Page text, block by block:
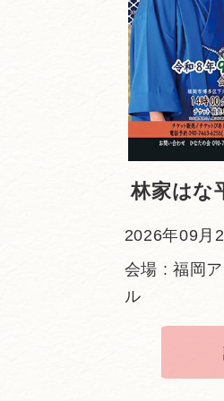
林家はな
2026年09月
会場 : 福岡
ル